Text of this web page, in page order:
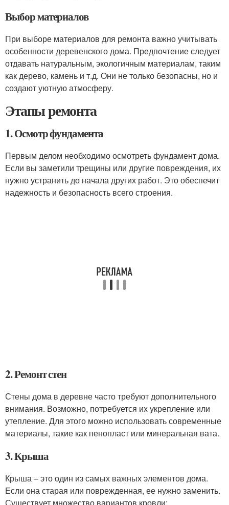
Выбор материалов
При выборе материалов для ремонта важно учитывать
особенности деревенского дома. Предпочтение следует
отдавать натуральным, экологичным материалам, таким
как дерево, камень и т.д. Они не только безопасны, но и
создают уютную атмосферу.
Этапы ремонта
1. Осмотр фундамента
Первым делом необходимо осмотреть фундамент дома.
Если вы заметили трещины или другие повреждения, их
нужно устранить до начала других работ. Это обеспечит
надежность и безопасность всего строения.
2. Ремонт стен
Стены дома в деревне часто требуют дополнительного
внимания. Возможно, потребуется их укрепление или
утепление. Для этого можно использовать современные
материалы, такие как пенопласт или минеральная вата.
3. Крыша
Крыша – это один из самых важных элементов дома.
Если она старая или поврежденная, ее нужно заменить.